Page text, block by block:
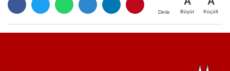
Dinle Büyüt Küçült